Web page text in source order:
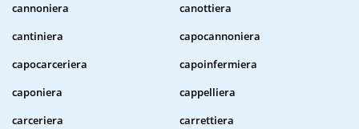
cannoniera
canottiera
cantiniera
capocannoniera
capocarceriera
capoinfermiera
caponiera
cappelliera
carceriera
carrettiera